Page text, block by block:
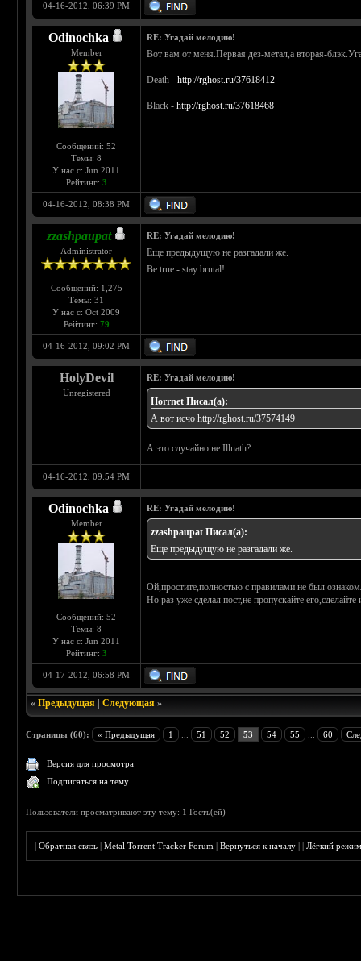
04-16-2012, 06:39 PM
Odinochka
Member
Сообщений: 52
Темы: 8
У нас с: Jun 2011
Рейтинг: 3
RE: Угадай мелодию!
Вот вам от меня.Первая дез-метал,а вторая-
Death -http://rghost.ru/37618412
Black -http://rghost.ru/37618468
04-16-2012, 08:38 PM
zzashpaupat
Administrator
Сообщений: 1,275
Темы: 31
У нас с: Oct 2009
Рейтинг: 79
RE: Угадай мелодию!
Еще предыдущую не разгадали же.
Be true - stay brutal!
04-16-2012, 09:02 PM
HolyDevil
Unregistered
RE: Угадай мелодию!
Horrnet Писал(а):
А вот исчоhttp://rghost.ru/37574149
А это случайно не Illnath?
04-16-2012, 09:54 PM
Odinochka
Member
Сообщений: 52
Темы: 8
У нас с: Jun 2011
Рейтинг: 3
RE: Угадай мелодию!
zzashpaupat Писал(а):
Еще предыдущую не разгадали же.
Ой,простите,полностью с правилами не был
Но раз уже сделал пост,не пропускайте
04-17-2012, 06:58 PM
«Предыдущая |Следующая »
Страницы (60): « Предыдущая 1 51 52 53 54 55 60
Версия для просмотра
Подписаться на тему
Пользователи просматривают эту тему: 1 Гость(ей)
|Обратная связь |Metal Torrent Tracker Forum |Вернуться к началу ||Лёгкий